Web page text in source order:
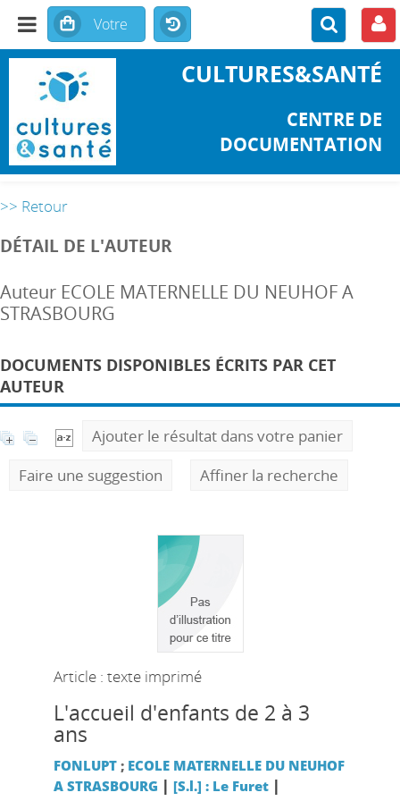
CULTURES&SANTÉ
CENTRE DE
DOCUMENTATION
>> Retour
DÉTAIL DE L'AUTEUR
Auteur ECOLE MATERNELLE DU NEUHOF A
STRASBOURG
DOCUMENTS DISPONIBLES ÉCRITS PAR CET
AUTEUR
Ajouter le résultat dans votre panier
Faire une suggestion
Affiner la recherche
Article : texte imprimé
L'accueil d'enfants de 2 à 3
ans
FONLUPT; ECOLE MATERNELLE DU NEUHOF
A STRASBOURG | [S.l.] : Le Furet|